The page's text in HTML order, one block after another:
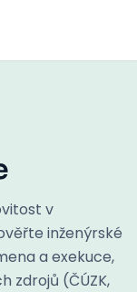
v
inženýrské
a exekuce,
zdrojů (ČÚZK,